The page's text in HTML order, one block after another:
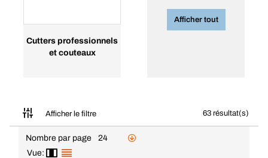
Cutters professionnels
et couteaux
Afficher tout
Afficher le filtre 63 résultat(s)
Nombre par page
24
Vue: